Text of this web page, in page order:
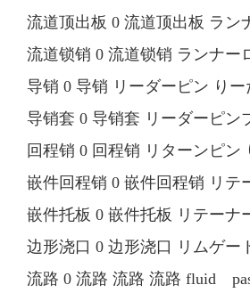
流道顶出板 0 流道顶出板 ラ
流道锁销 0 流道锁销 ランナ
导销 0 导销 リーダーピン り
导销套 0 导销套 リーダーピ
回程销 0 回程销 リターンピ
嵌件回程销 0 嵌件回程销 リ
嵌件托板 0 嵌件托板 リテー
边形浇口 0 边形浇口 リムゲ
流路 0 流路 流路 流路 fluid